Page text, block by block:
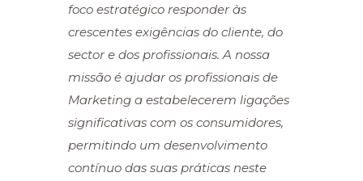
foco estratégico responder às
crescentes exigências do cliente, do
sector e dos profissionais. A nossa
missão é ajudar os profissionais de
Marketing a estabelecerem ligações
significativas com os consumidores,
permitindo um desenvolvimento
contínuo das suas práticas neste